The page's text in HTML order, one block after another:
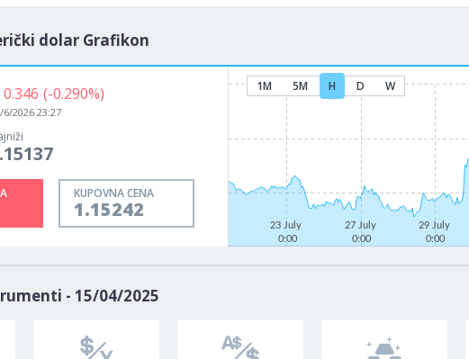
dolar Grafikon
0.346 (-0.290%)
6/2026 23:27
KUPOVNA CENA
1.15242
1M 5M H D W
23 July
0:00
27 July
0:00
29 July
0:00
- 15/04/2025